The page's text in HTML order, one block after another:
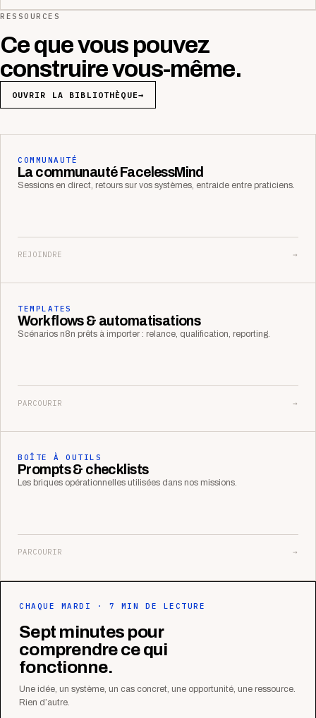
RESSOURCES
Ce que vous pouvez
construire vous-même.
OUVRIR LA BIBLIOTHÈQUE→
COMMUNAUTÉ
La communauté FacelessMind
Sessions en direct, retours sur vos systèmes, entraide entre praticiens.
REJOINDRE →
TEMPLATES
Workflows & automatisations
Scénarios n8n prêts à importer : relance, qualification, reporting.
PARCOURIR →
BOÎTE À OUTILS
Prompts & checklists
Les briques opérationnelles utilisées dans nos missions.
PARCOURIR →
CHAQUE MARDI · 7 MIN DE LECTURE
Sept minutes pour
comprendre ce qui
fonctionne.
Une idée, un système, un cas concret, une opportunité, une ressource.
Rien d’autre.